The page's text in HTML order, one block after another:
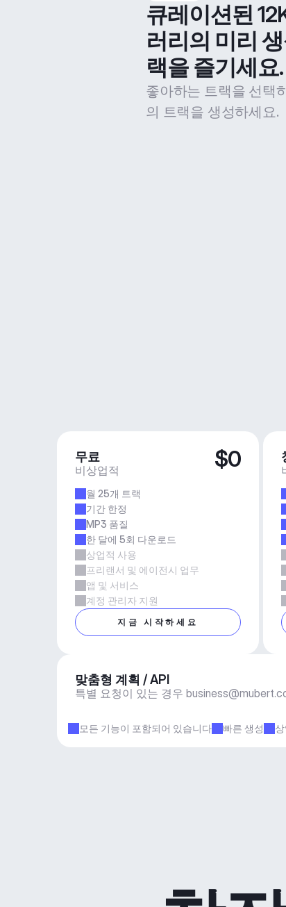
큐레이션된
러리의 미리
랙을 즐기세요.
좋아하는 트랙을 선택
의 트랙을 생성하세요.
무료
비상업적 $0
월 25개 트랙
기간 한정
MP3 품질
한 달에 5회 다운로드
상업적 사용
프리랜서 및 에이전시 업무
앱 및 서비스
계정 관리자 지원
지금 시작하세요
맞춤형 계획 / API
특별 요청이 있는 경우
모든 기능이 포함되어 있습니다 빠른 생성